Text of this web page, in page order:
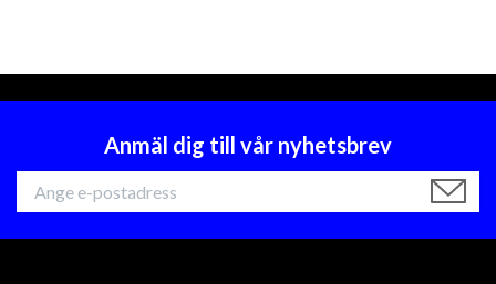
Anmäl dig till vår nyhetsbrev